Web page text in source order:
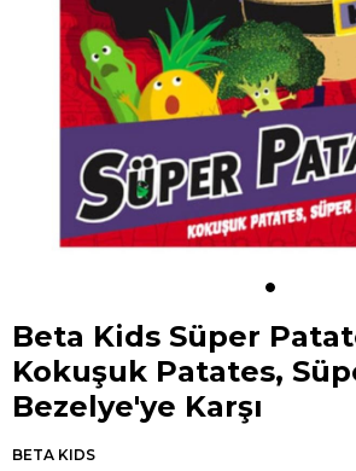
Beta Kids Süper
Kokuşuk Patates,
Bezelye'ye Karşı
BETA KIDS